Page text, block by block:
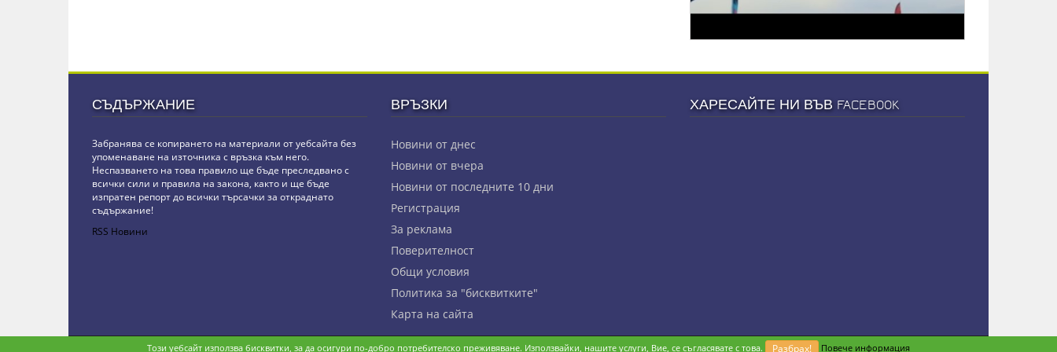
СЪДЪРЖАНИЕ
Забранява се копирането на материали от уебсайта без
упоменаване на източника с връзка към него.
Неспазването на това правило ще бъде преследвано с
всички сили и правила на закона, както и ще бъде
изпратен репорт до всички търсачки за откраднато
съдържание!
RSS Новини
ВРЪЗКИ
Новини от днес
Новини от вчера
Новини от последните 10 дни
Регистрация
За реклама
Πoвepитeлнocт
Общи условия
Политика за "бисквитките"
Карта на сайта
ХАРЕСАЙТЕ НИ ВЪВ FACEBOOK
Copyright © stz24.com. Developed by BPage CMS.
Този уебсайт използва бисквитки, за да осигури по-добро потребителско преживяване. Използвайки, нашите услуги, Вие, се съгласявате с това. Разбрах! Повече информация